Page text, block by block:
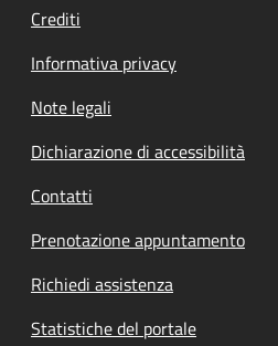
Crediti
Informativa privacy
Note legali
Dichiarazione di accessibilità
Contatti
Prenotazione appuntamento
Richiedi assistenza
Statistiche del portale